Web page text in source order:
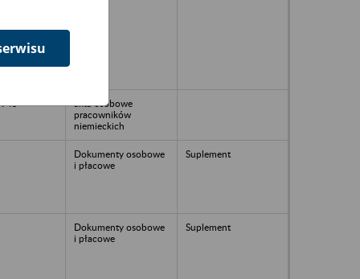
akta osobowe
pracowników
niemieckich
Dokumenty osobowe
i płacowe
Suplement
Dokumenty osobowe
i płacowe
Suplement